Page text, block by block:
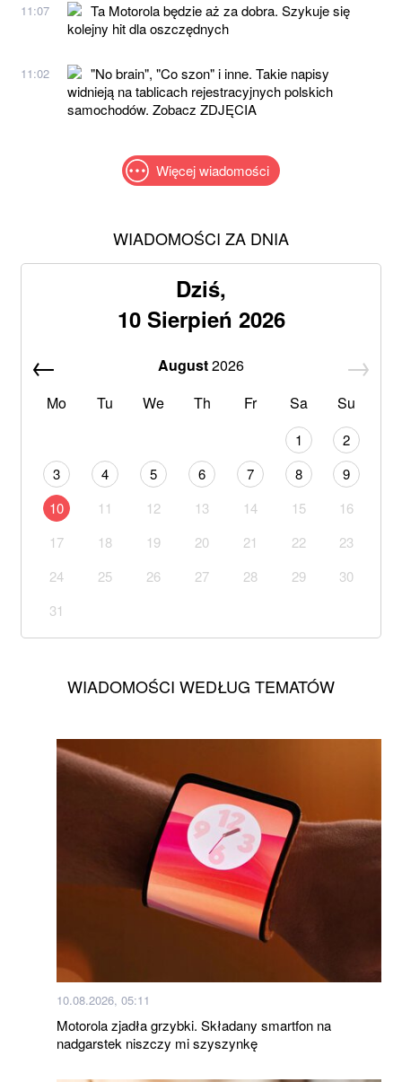
11:07
Ta Motorola będzie aż za dobra. Szykuje się
kolejny hit dla oszczędnych
11:02
"No brain", "Co szon" i inne. Takie napisy
widnieją na tablicach rejestracyjnych polskich
samochodów. Zobacz ZDJĘCIA
Więcej wiadomości
WIADOMOŚCI ZA DNIA
Dziś,
10 Sierpień 2026
August2026
Mo
Tu We Th Fr Sa Su
1
2
3
4 5 6 7 8
9
10
11 12 13 14 15
16
17
18 19 20 21 22
23
24
25 26 27 28 29
30
31
WIADOMOŚCI WEDŁUG TEMATÓW
10.08.2026, 05:11
Motorola zjadła grzybki. Składany smartfon na
nadgarstek niszczy mi szyszynkę